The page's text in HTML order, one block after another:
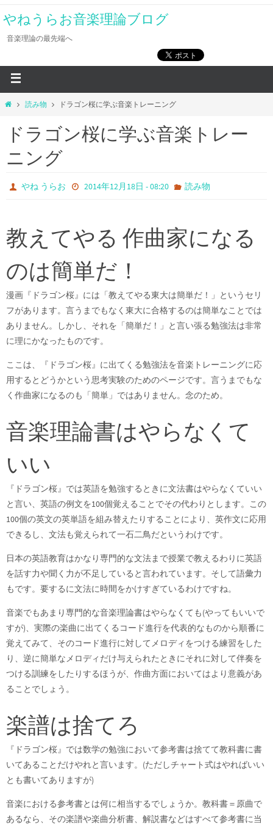
やねうらお音楽理論ブログ
音楽理論の最先端へ
読み物 ドラゴン桜に学ぶ音楽トレーニング
ドラゴン桜に学ぶ音楽トレー
ニング
やね うらお 2014年12月18日 - 08:20 読み物
教えてやる 作曲家になる
のは簡単だ！
漫画『ドラゴン桜』には「教えてやる東大は簡単だ！」というセリ
フがあります。言うまでもなく東大に合格するのは簡単なことでは
ありません。しかし、それを「簡単だ！」と言い張る勉強法は非常
に理にかなったものです。
ここは、『ドラゴン桜』に出てくる勉強法を音楽トレーニングに応
用するとどうかという思考実験のためのページです。言うまでもな
く作曲家になるのも「簡単」ではありません。念のため。
音楽理論書はやらなくて
いい
『ドラゴン桜』では英語を勉強するときに文法書はやらなくていい
と言い、英語の例文を100個覚えることでその代わりとします。この
100個の英文の英単語を組み替えたりすることにより、英作文に応用
できるし、文法も覚えられて一石二鳥だというわけです。
日本の英語教育はかなり専門的な文法まで授業で教えるわりに英語
を話す力や聞く力が不足していると言われています。そして語彙力
もです。要するに文法に時間をかけすぎているわけですね。
音楽でもあまり専門的な音楽理論書はやらなくても(やってもいいで
すが)、実際の楽曲に出てくるコード進行を代表的なものから順番に
覚えてみて、そのコード進行に対してメロディをつける練習をした
り、逆に簡単なメロディだけ与えられたときにそれに対して伴奏を
つける訓練をしたりするほうが、作曲方面においてはより意義があ
ることでしょう。
楽譜は捨てろ
『ドラゴン桜』では数学の勉強において参考書は捨てて教科書に書
いてあることだけやれと言います。(ただしチャート式はやればいい
とも書いてありますが)
音楽における参考書とは何に相当するでしょうか。教科書＝原曲で
あるなら、その楽譜や楽曲分析書、解説書などはすべて参考書に当